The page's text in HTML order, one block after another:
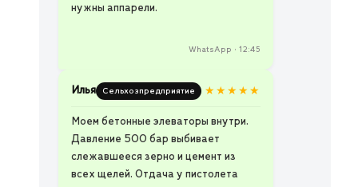
нужны аппарели.
WhatsApp • 12:45
Илья Сельхозпредприятие ★★★★★
Моем бетонные элеваторы внутри.
Давление 500 бар выбивает
слежавшееся зерно и цемент из
всех щелей. Отдача у пистолета